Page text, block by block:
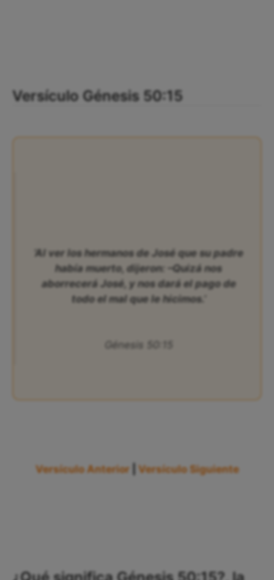
Versículo Génesis 50:15
‘Al ver los hermanos de José que su padre
había muerto, dijeron: –Quizá nos
aborrecerá José, y nos dará el pago de
todo el mal que le hicimos.’
Génesis 50:15
Versículo Anterior Versículo Siguiente